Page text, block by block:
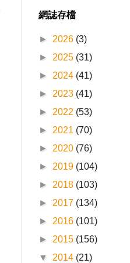
網誌存檔
► 2026 (3)
► 2025 (31)
► 2024 (41)
► 2023 (41)
► 2022 (53)
► 2021 (70)
► 2020 (76)
► 2019 (104)
► 2018 (103)
► 2017 (134)
► 2016 (101)
► 2015 (156)
▼ 2014 (21)